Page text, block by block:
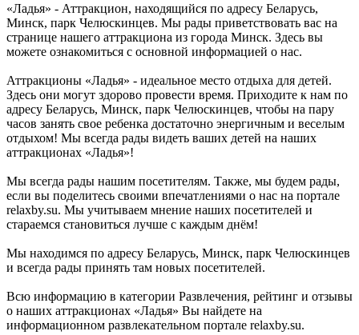
«Ладья» - Аттракцион, находящийся по адресу Беларусь,
Минск, парк Челюскинцев. Мы рады приветствовать вас на
странице нашего аттракциона из города Минск. Здесь вы
можете ознакомиться с основной информацией о нас.
Аттракционы «Ладья» - идеальное место отдыха для детей.
Здесь они могут здорово провести время. Приходите к нам по
адресу Беларусь, Минск, парк Челюскинцев, чтобы на пару
часов занять свое ребенка достаточно энергичным и веселым
отдыхом! Мы всегда рады видеть ваших детей на наших
аттракционах «Ладья»!
Мы всегда рады нашим посетителям. Также, мы будем рады,
если вы поделитесь своими впечатлениями о нас на портале
relaxby.su. Мы учитываем мнение наших посетителей и
стараемся становиться лучше с каждым днём!
Мы находимся по адресу Беларусь, Минск, парк Челюскинцев
и всегда рады принять там новых посетителей.
Всю информацию в категории Развлечения, рейтинг и отзывы
о наших аттракционах «Ладья» Вы найдете на
информационном развлекательном портале relaxby.su.